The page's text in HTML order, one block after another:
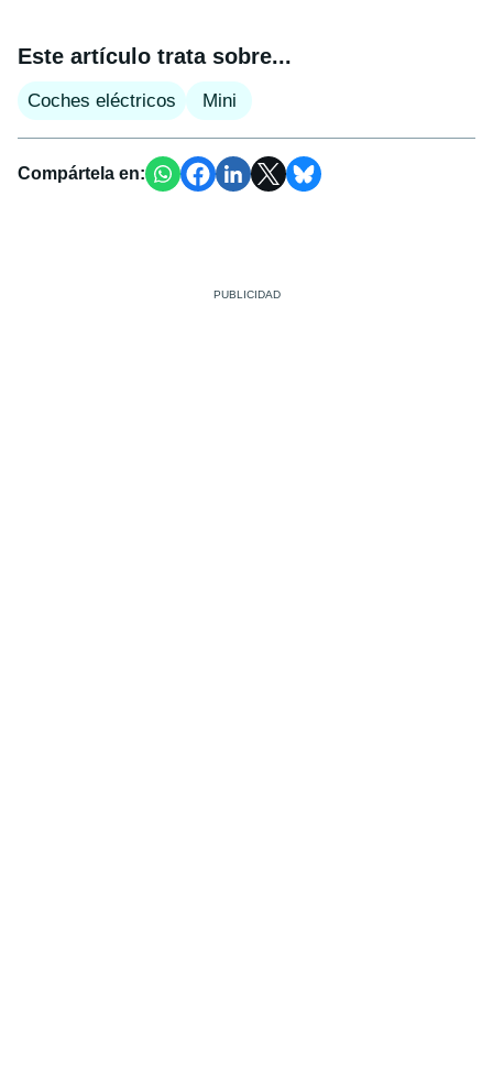
Este artículo trata sobre...
Coches eléctricos Mini
Compártela en: